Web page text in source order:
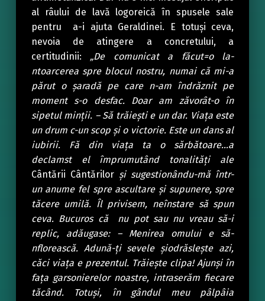
al râului de lavă logoreică în spusele sale
pentru a-i ajuta Geraldinei. E totuși ceva,
nevoia de atingere a concretului, a
certitudinii: „De comunicat a făcut=o la-
ntoarcerea spre blocul nostru, numai că mi-a
părut o șaradă pe care n-am îndrăznit pe
moment s-o desfac. Doar am zăvorât-o în
sipetul minții. – Să trăiești e un dar. Viața este
un drum c-un scop și o victorie. Este un dans al
iubirii. Fă din viața ta o sărbătoare…a
declamst el împrumutând tonalități ale
Cântării Cântărilorși sugestionându-mă într-
un anume fel spre ascultare și supunere, spre
tăcere umilă. Îl privisem, neînstare să spun
ceva. Bucuros că nu pot sau nu vreau să-i
replic, adăugase: – Menirea omului e să-
nflorească. Adună-ți sevele șiodrăslește azi,
căci viața e prezentul. Trăiește clipa! Ajunși în
fața garsonierelor noastre, intraserăm fiecare
tăcând. Totuși, în gândul meu pâlpâia